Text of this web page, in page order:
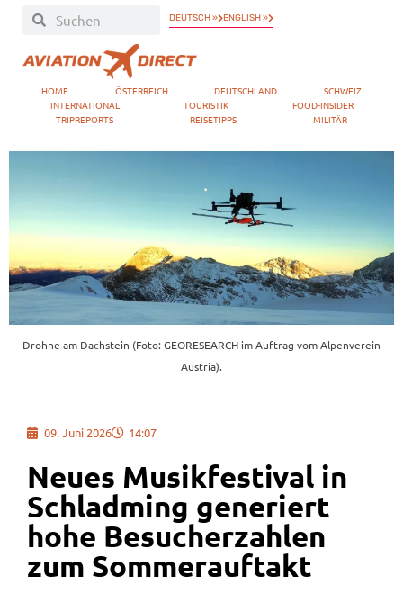
DEUTSCH » ENGLISH »
HOME ÖSTERREICH DEUTSCHLAND
SCHWEIZ
INTERNATIONAL
TOURISTIK
FOOD-INSIDER
TRIPREPORTS
REISETIPPS MILITÄR
Drohne am Dachstein (Foto: GEORESEARCH im Auftrag vom Alpenverein
Austria).
09. Juni 2026 14:07
Neues Musikfestival in
Schladming generiert
hohe Besucherzahlen
zum Sommerauftakt